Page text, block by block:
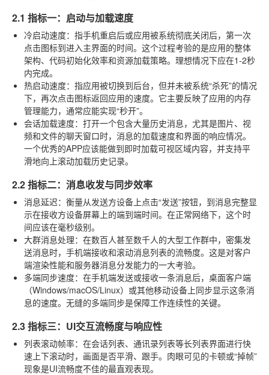
2.1 指标一：启动与加载速度
冷启动速度：指手机重启后或应用被系统彻底关闭后，第一次
点击图标到进入主界面的时间。这个过程考验的是应用的整体
架构、代码初始化效率和资源加载策略。理想情况下应在1-2秒
内完成。
热启动速度：指应用被切换到后台，但并未被系统“杀死”的情况
下，再次点击图标返回应用的速度。它主要反映了应用的内存
管理能力，通常应能实现“秒开”。
会话加载速度：打开一个包含大量历史消息，尤其是图片、视
频和文件的聊天窗口时，消息的加载速度和界面的响应情况。
一个优秀的APP应该能做到即时加载可视区域内容，并支持平
滑地向上滚动加载历史记录。
2.2 指标二：消息收发与同步效率
消息延迟：衡量从发送方设备上点击“发送”按钮，到消息完整显
示在接收方设备屏幕上的端到端时间。在正常网络下，这个时
间应该在毫秒级别。
大群消息处理：在数百人甚至数千人的大型工作群中，密集发
送消息时，手机端接收和滚动消息列表的流畅度。这是对客户
端渲染性能和服务器消息分发能力的一大考验。
多端同步速度：在手机端发送或接收一条消息后，桌面客户端
（Windows/macOS/Linux）或其他移动设备上同步显示这条消
息的速度。无缝的多端同步是保障工作连续性的关键。
2.3 指标三：UI交互流畅度与响应性
列表滚动帧率：在会话列表、通讯录列表等长列表界面进行快
速上下滚动时，画面是否平滑、跟手。肉眼可见的卡顿或“掉帧”
现象是UI流畅度不佳的最直观表现。